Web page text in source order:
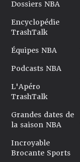
Dossiers NBA
Encyclopédie
TrashTalk
Équipes NBA
Podcasts NBA
L'Apéro
TrashTalk
Grandes dates de
la saison NBA
Incroyable
Brocante Sports